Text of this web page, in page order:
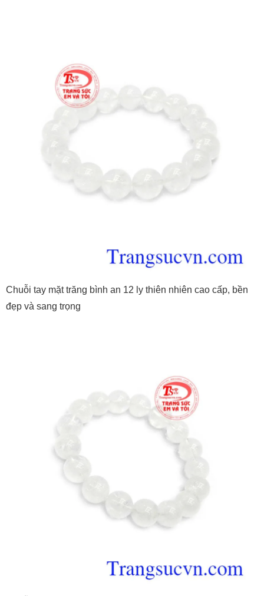
Chuỗi tay mặt trăng bình an 12 ly thiên nhiên cao cấp, bền
đẹp và sang trọng